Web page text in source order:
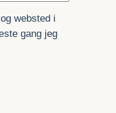
websted i
gang jeg